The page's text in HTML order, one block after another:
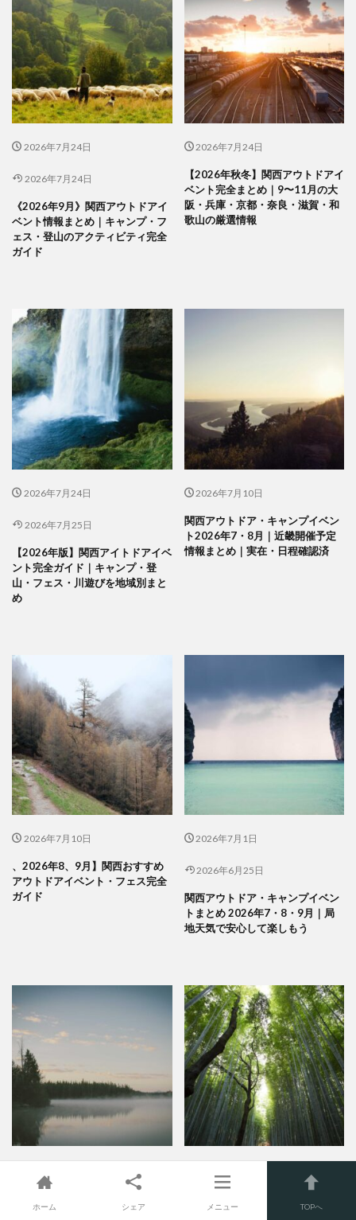
2026年7月24日
2026年7月24日
《2026年9月》関西アウトドアイ
ベント情報まとめ｜キャンプ・フ
ェス・登山のアクティビティ完全
ガイド
2026年7月24日
【2026年秋冬】関西アウトドアイ
ベント完全まとめ｜9〜11月の大
阪・兵庫・京都・奈良・滋賀・和
歌山の厳選情報
2026年7月24日
2026年7月25日
【2026年版】関西アイトドアイベ
ント完全ガイド｜キャンプ・登
山・フェス・川遊びを地域別まと
め
2026年7月10日
関西アウトドア・キャンプイベン
ト2026年7・8月｜近畿開催予定
情報まとめ｜実在・日程確認済
2026年7月10日
、2026年8、9月】関西おすすめ
アウトドアイベント・フェス完全
ガイド
2026年7月1日
2026年6月25日
関西アウトドア・キャンプイベン
トまとめ 2026年7・8・9月｜局
地天気で安心して楽しもう
ホーム シェア メニュー TOPへ